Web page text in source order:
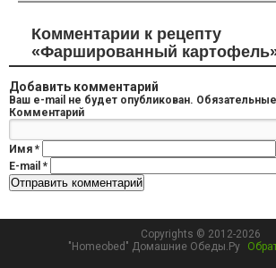
Комментарии к рецепту
«Фаршированный
Добавить комментарий
Ваш e-mail не будет опубликован.
Комментарий
Имя *
E-mail *
Copyrights © 2012-2026
"Homeobed" Домашние Обеды.Ру